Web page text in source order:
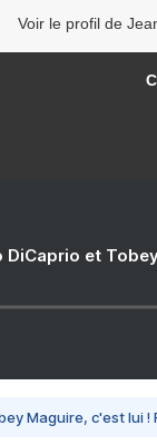
Voir le profil de
DiCaprio et
Maguire, c'est lui